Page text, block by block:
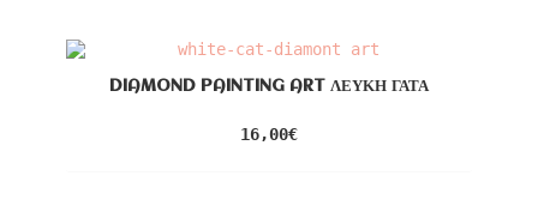
DIAMOND PAINTING ART ΛΕΥΚΉ ΓΆΤΑ
16,00€